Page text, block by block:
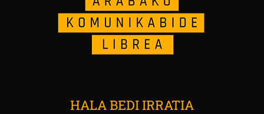
HALA BEDI IRRATIA